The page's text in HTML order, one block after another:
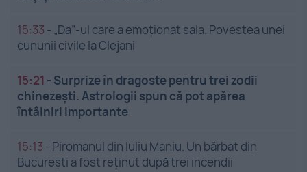
15:33 - „Da”-ul care a emoționat sala. Povestea unei
cununii civile la Clejani
15:21 - Surprize în dragoste pentru trei zodii
chinezești. Astrologii spun că pot apărea
întâlniri importante
15:13 - Piromanul din Iuliu Maniu. Un bărbat din
București a fost reținut după trei incendii